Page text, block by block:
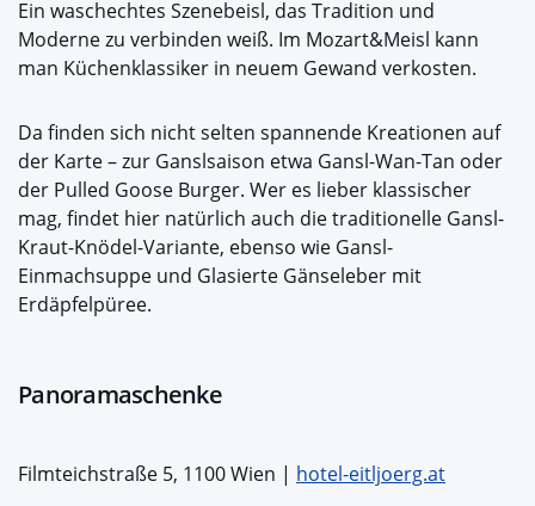
Ein waschechtes Szenebeisl, das Tradition und
Moderne zu verbinden weiß. Im Mozart&Meisl kann
man Küchenklassiker in neuem Gewand verkosten.
Da finden sich nicht selten spannende Kreationen auf
der Karte – zur Ganslsaison etwa Gansl-Wan-Tan oder
der Pulled Goose Burger. Wer es lieber klassischer
mag, findet hier natürlich auch die traditionelle Gansl-
Kraut-Knödel-Variante, ebenso wie Gansl-
Einmachsuppe und Glasierte Gänseleber mit
Erdäpfelpüree.
Panoramaschenke
Filmteichstraße 5, 1100 Wien | hotel-eitljoerg.at